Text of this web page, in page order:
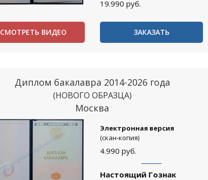
19.990 руб.
СМОТРЕТЬ ВИДЕО ЗАКАЗАТЬ
Диплом бакалавра 2014-2026 года
(НОВОГО ОБРАЗЦА)
Москва
Электронная версия
(скан-копия)
4.990 руб.
Настоящий Гознак